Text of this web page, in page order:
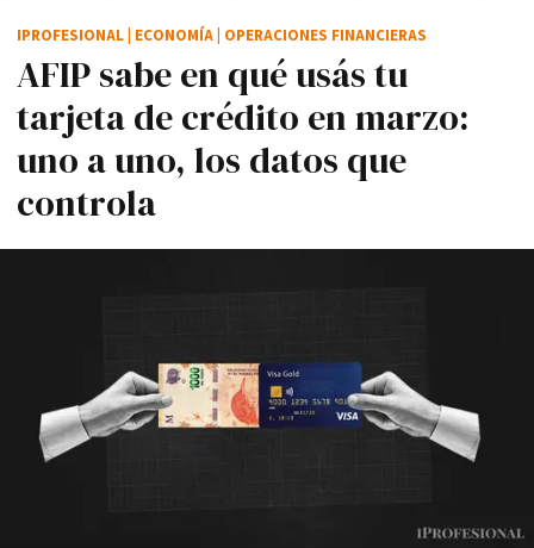
AFIP sabe en qué usás tu
tarjeta de crédito en marzo:
uno a uno, los datos que
controla
IPROFESIONAL ECONOMÍA OPERACIONES FINANCIERAS